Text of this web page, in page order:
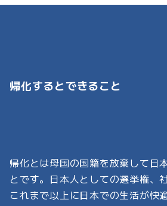
帰化するとできること
帰化とは母国の国籍を放棄して日
とです。日本人としての選挙権、
これまで以上に日本での生活が快